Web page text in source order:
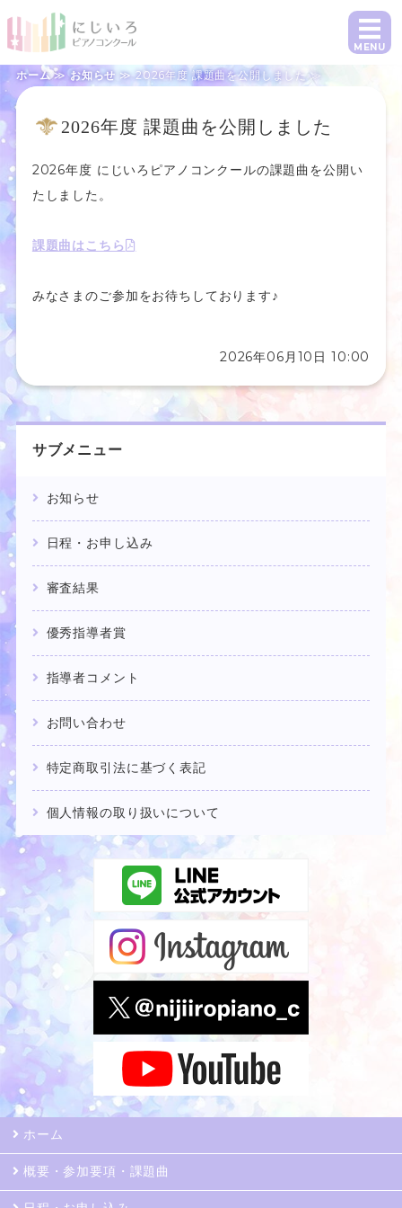
にじいろピアノコンクール｜課題曲1曲
MENU
ホーム
概要・参加要項・課題曲
日程・お申し込み
指導者の方へ
ホーム≫お知らせ ≫ 2026年度 課題曲を公開しました ≫
2026年度 課題曲を公開しました
2026年度 にじいろピアノコンクールの課題曲を公開い
たしました。
課題曲はこちら
みなさまのご参加をお待ちしております♪
2026年06月10日 10:00
サブメニュー
お知らせ
日程・お申し込み
審査結果
優秀指導者賞
指導者コメント
お問い合わせ
特定商取引法に基づく表記
個人情報の取り扱いについて
ホーム
概要・参加要項・課題曲